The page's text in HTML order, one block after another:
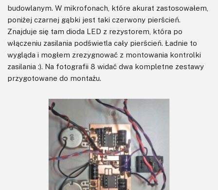
budowlanym. W mikrofonach, które akurat zastosowałem,
poniżej czarnej gąbki jest taki czerwony pierścień.
Znajduje się tam dioda LED z rezystorem, która po
włączeniu zasilania podświetla cały pierścień. Ładnie to
wygląda i mogłem zrezygnować z montowania kontrolki
zasilania :). Na fotografii 8 widać dwa kompletne zestawy
przygotowane do montażu.